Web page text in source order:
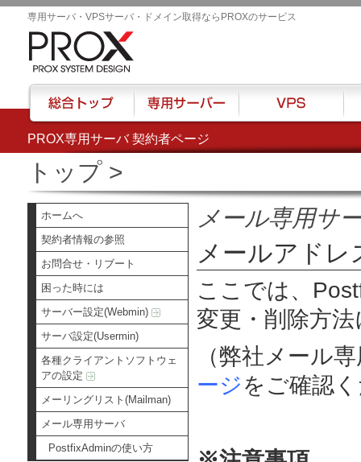
PROX専用サーバ 契約者ページ
専用サーバ・VPSサーバ・ドメイン取得ならPROXのサービス
トップ>
ホームへ
契約者情報の参照
お問合せ・リブート
困った時には
サーバー設定(Webmin)
サーバ設定(Usermin)
各種クライアントソフトウェ
アの設定
メーリングリスト(Mailman)
メール専用サーバ
PostfixAdminの使い方
メール専用サ
メールアドレ
ここでは、
変更・削除方
（弊社メール
ージをご確認
総合トップ 専用サーバー VPS ハ